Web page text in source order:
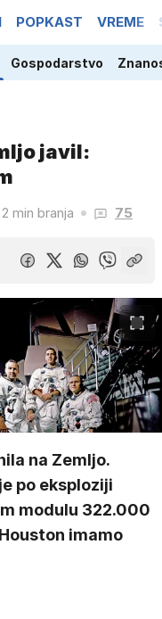
POPKAST VREME
Gospodarstvo
javil:
2 min branja 75
na Zemljo.
po eksploziji
modulu 322.000
imamo